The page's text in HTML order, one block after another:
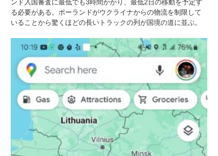
ンド入国審査に最低でも3時間かかり、最低2日の移動を予定す
る必要がある。ポーランドがウクライナからの物流を制限して
いることから驚くほどの長いトラックの列が国境の道に並ぶ。